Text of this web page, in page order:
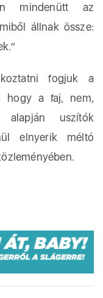
mindenütt az
állnak össze:
fogjuk a
hogy a faj, nem,
alapján uszítók
elnyerik méltó